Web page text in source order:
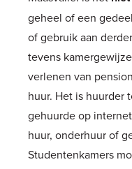
geheel of een
of gebruik aan
tevens
verlenen van
huur. Het is huurder
gehuurde op
huur, onderhuur of
Studentenkamers